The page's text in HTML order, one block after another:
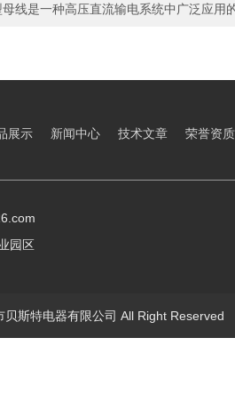
线是一种高压直流输电系统中广泛应用
展示 新闻中心 技术文章 荣誉资质
园区
贝斯特电器有限公司 All Right